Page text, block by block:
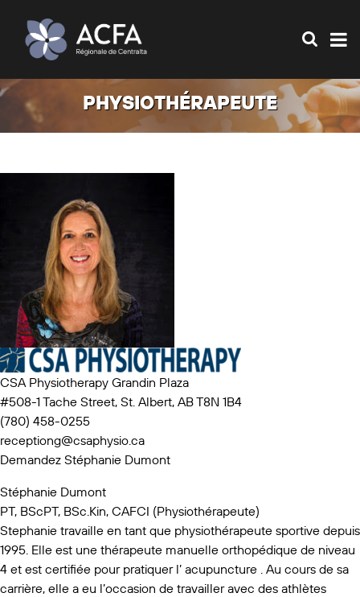
PHYSIOTHÉRAPEUTE
CSA Physiotherapy Grandin Plaza
#508-1 Tache Street, St. Albert, AB T8N 1B4
(780) 458-0255
receptiong@csaphysio.ca
Demandez Stéphanie Dumont
Stéphanie Dumont
PT, BScPT, BSc.Kin, CAFCI (Physiothérapeute)
Stephanie travaille en tant que physiothérapeute sportive depuis
1995. Elle est une thérapeute manuelle orthopédique de niveau
4 et est certifiée pour pratiquer l’ acupuncture . Au cours de sa
carrière, elle a eu l’occasion de travailler avec des athlètes